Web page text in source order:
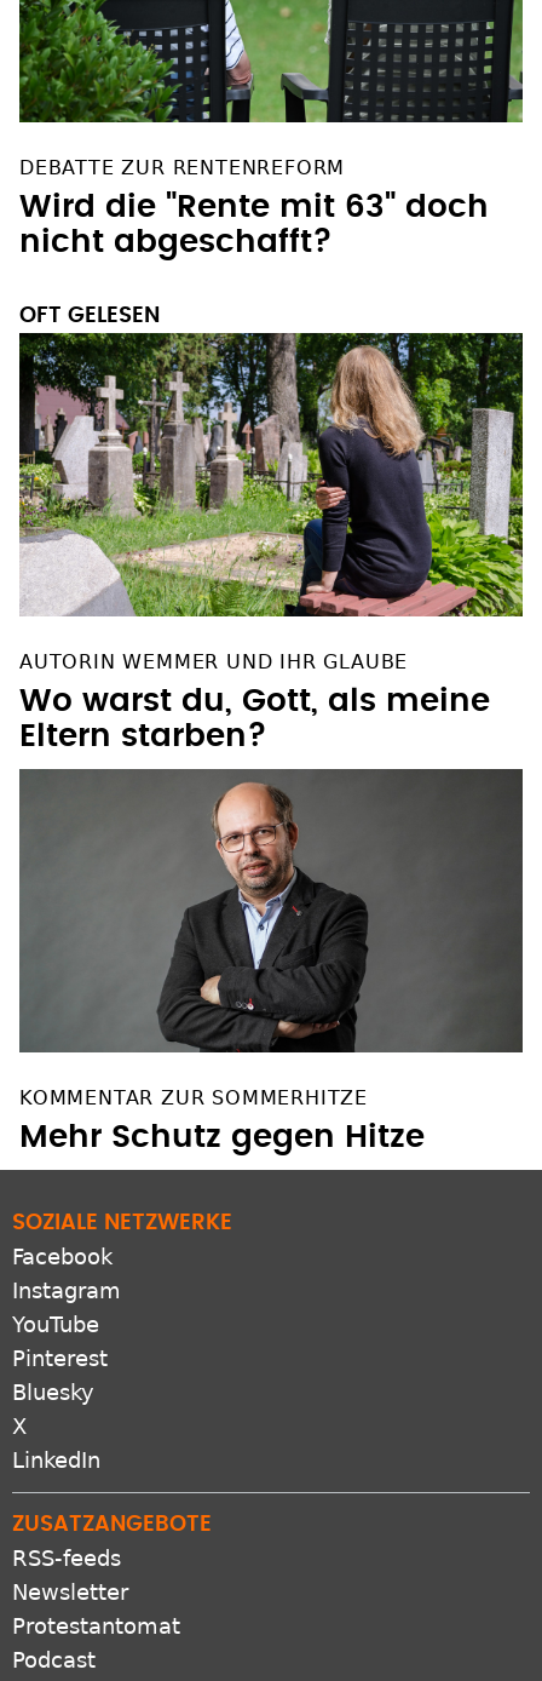
DEBATTE ZUR RENTENREFORM
Wird die "Rente mit 63" doch
nicht abgeschafft?
OFT GELESEN
AUTORIN WEMMER UND IHR GLAUBE
Wo warst du, Gott, als meine
Eltern starben?
KOMMENTAR ZUR SOMMERHITZE
Mehr Schutz gegen Hitze
SOZIALE NETZWERKE
Facebook
Instagram
YouTube
Pinterest
Bluesky
X
LinkedIn
ZUSATZANGEBOTE
RSS-feeds
Newsletter
Protestantomat
Podcast